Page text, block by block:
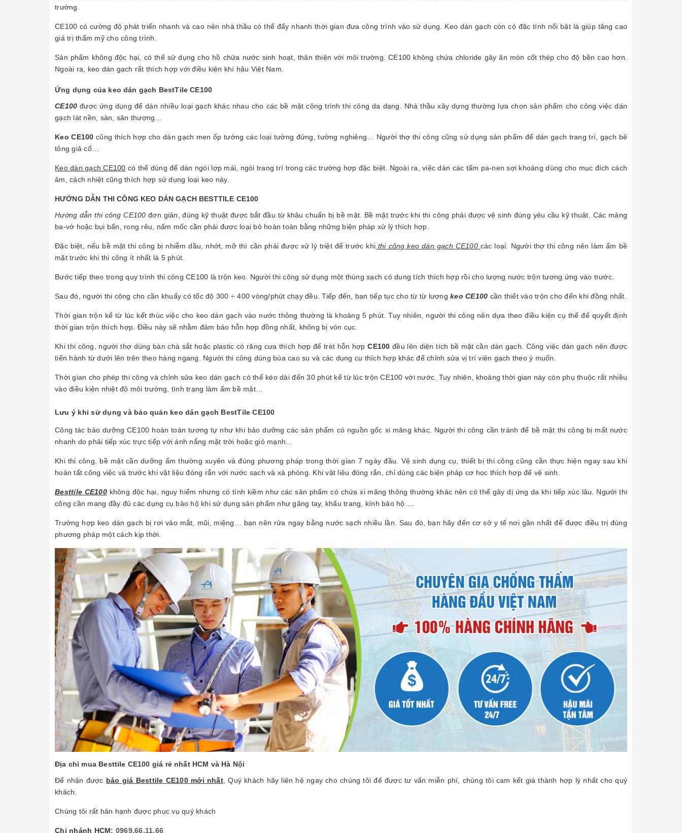
trường.
CE100 có cường độ phát triển nhanh và cao nên nhà thầu có thể đẩy nhanh thời gian đưa công trình vào sử dụng. Keo dán gạch còn có đặc tính nổi bật là giúp tăng cao
giá trị thẩm mỹ cho công trình.
Sản phẩm không độc hại, có thể sử dụng cho hồ chứa nước sinh hoạt, thân thiện với môi trường. CE100 không chứa chloride gây ăn mòn cốt thép cho độ bền cao hơn.
Ngoài ra, keo dán gạch rất thích hợp với điều kiện khí hậu Việt Nam.
Ứng dụng của keo dán gạch BestTile CE100
CE100 được ứng dụng để dán nhiều loại gạch khác nhau cho các bề mặt công trình thi công da dạng. Nhà thầu xây dựng thường lựa chọn sản phẩm cho công việc dán
gạch lát nền, sàn, sân thượng…
Keo CE100 cũng thích hợp cho dán gạch men ốp tường các loại tường đứng, tường nghiêng… Người thợ thi công cũng sử dụng sản phẩm để dán gạch trang trí, gạch bê
tông giả cổ…
Keo dán gạch CE100 có thể dùng để dán ngói lợp mái, ngói trang trí trong các trường hợp đặc biệt. Ngoài ra, việc dán các tấm pa-nen sợi khoáng dùng cho mục đích cách
âm, cách nhiệt cũng thích hợp sử dụng loại keo này.
HƯỚNG DẪN THI CÔNG KEO DÁN GẠCH BESTTILE CE100
Hướng dẫn thi công CE100 đơn giản, đúng kỹ thuật được bắt đầu từ khâu chuẩn bị bề mặt. Bề mặt trước khi thi công phải được vệ sinh đúng yêu cầu kỹ thuật. Các mảng
ba-vớ hoặc bụi bẩn, rong rêu, nấm mốc cần phải được loại bỏ hoàn toàn bằng những biện pháp xử lý thích hợp.
Đặc biệt, nếu bề mặt thi công bị nhiễm dầu, nhớt, mỡ thì cần phải được xử lý triệt để trước khi thi công keo dán gạch CE100 các loại. Người thợ thi công nên làm ẩm bề
mặt trước khi thi công ít nhất là 5 phút.
Bước tiếp theo trong quy trình thi công CE100 là trộn keo. Người thi công sử dụng một thùng sạch có dung tích thích hợp rồi cho lượng nước trộn tương ứng vào trước.
Sau đó, người thi công cho cần khuấy có tốc độ 300 ÷ 400 vòng/phút chạy đều. Tiếp đến, bạn tiếp tục cho từ từ lượng keo CE100 cần thiết vào trộn cho đến khi đồng nhất.
Thời gian trộn kể từ lúc kết thúc việc cho keo dán gạch vào nước thông thường là khoảng 5 phút. Tuy nhiên, người thi công nên dựa theo điều kiện cụ thể để quyết định
thời gian trộn thích hợp. Điều này sẽ nhằm đảm bảo hỗn hợp đồng nhất, không bị vón cục.
Khi thi công, người thợ dùng bàn chà sắt hoặc plastic có răng cưa thích hợp để trét hỗn hợpCE100 đều lên diện tích bề mặt cần dán gạch. Công việc dán gạch nên được
tiến hành từ dưới lên trên theo hàng ngang. Người thi công dùng búa cao su và các dụng cụ thích hợp khác để chỉnh sửa vị trí viên gạch theo ý muốn.
Thời gian cho phép thi công và chỉnh sửa keo dán gạch có thể kéo dài đến 30 phút kể từ lúc trộn CE100 với nước. Tuy nhiên, khoảng thời gian này còn phụ thuộc rất nhiều
vào điều kiện nhiệt độ môi trường, tình trạng làm ẩm bề mặt…
Lưu ý khi sử dụng và bảo quản keo dán gạch BestTile CE100
Công tác bảo dưỡng CE100 hoàn toàn tương tự như khi bảo dưỡng các sản phẩm có nguồn gốc xi măng khác. Người thi công cần tránh để bề mặt thi công bị mất nước
nhanh do phải tiếp xúc trực tiếp với ánh nắng mặt trời hoặc gió mạnh…
Khi thi công, bề mặt cần dưỡng ẩm thường xuyên và đúng phương pháp trong thời gian 7 ngày đầu. Vệ sinh dụng cụ, thiết bị thi công cũng cần thực hiện ngay sau khi
hoàn tất công việc và trước khi vật liệu đóng rắn với nước sạch và xà phòng. Khi vật liệu đóng rắn, chỉ dùng các biện pháp cơ học thích hợp để vệ sinh.
Besttile CE100không độc hại, nguy hiểm nhưng có tính kiềm như các sản phẩm có chứa xi măng thông thường khác nên có thể gây dị ứng da khi tiếp xúc lâu. Người thi
công cần mang đầy đủ các dụng cụ bảo hộ khi sử dụng sản phẩm như găng tay, khẩu trang, kính bảo hộ….
Trường hợp keo dán gạch bị rơi vào mắt, mũi, miệng… bạn nên rửa ngay bằng nước sạch nhiều lần. Sau đó, bạn hãy đến cơ sở y tế nơi gần nhất để được điều trị đúng
phương pháp một cách kịp thời.
Địa chỉ mua Besttile CE100 giá rẻ nhất HCM và Hà Nội
Để nhận được báo giá Besttile CE100 mới nhất, Quý khách hãy liên hệ ngay cho chúng tôi để được tư vấn miễn phí, chúng tôi cam kết giá thành hợp lý nhất cho quý
khách.
Chúng tôi rất hân hạnh được phục vụ quý khách
Chi nhánh HCM: 0969.66.11.66